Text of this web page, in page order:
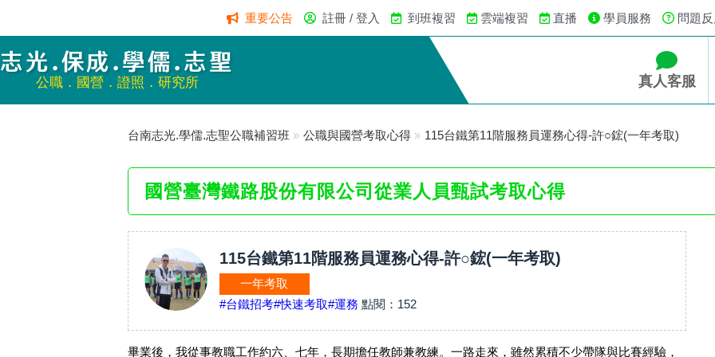
重要公告 註冊 / 登入 到班複習 雲端複習 直播 學員服務 問題
志光.保成.學儒.志聖
公職．國營．證照．研究所 真人客服
台南志光.學儒.志聖公職補習班 » 公職與國營考取心得 » 115台鐵第11階服務員運務心得-許○鋐(一年考取)
國營臺灣鐵路股份有限公司從業人員甄試考取心得
115台鐵第11階服務員運務心得-許○鋐(一年考取)
一年考取
#台鐵招考#快速考取#運務 點閱： 152
畢業後，我從事教職工作約六、七年，長期擔任教師兼教練。一路走來，雖然累積不少帶隊與比賽經驗，